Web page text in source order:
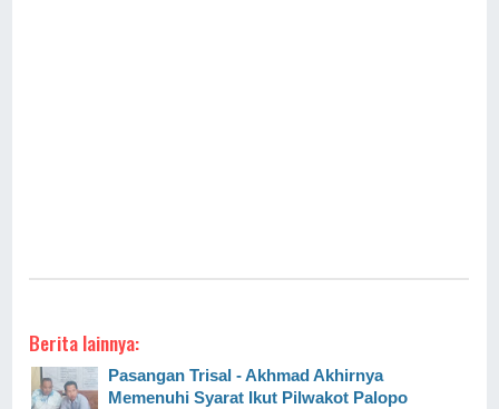
Berita lainnya:
Pasangan Trisal - Akhmad Akhirnya
Memenuhi Syarat Ikut Pilwakot Palopo